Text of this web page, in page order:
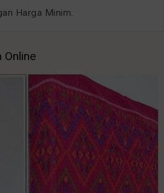
Harga Minim.
Online